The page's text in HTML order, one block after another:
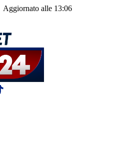
Aggiornato alle 13:06